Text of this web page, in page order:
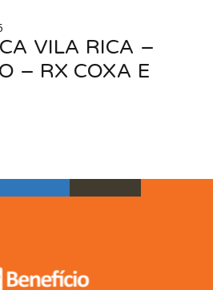
VILA RICA –
– RX COXA E